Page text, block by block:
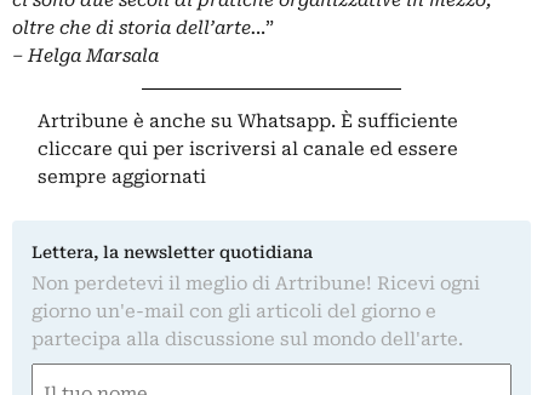
oltre che di storia dell’arte...”
– Helga Marsala
Artribune è anche su Whatsapp. È sufficiente
cliccare qui per iscriversi al canale ed essere
sempre aggiornati
Lettera, la newsletter quotidiana
Non perdetevi il meglio di Artribune! Ricevi ogni
giorno un'e-mail con gli articoli del giorno e
partecipa alla discussione sul mondo dell'arte.